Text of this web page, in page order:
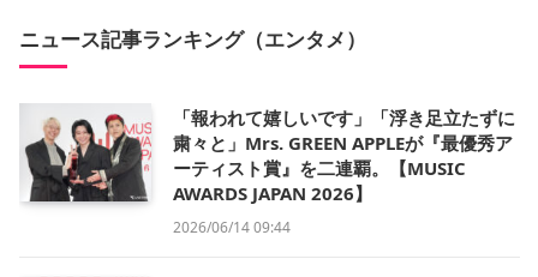
ニュース記事ランキング（エンタメ）
「報われて嬉しいです」「浮き足立たずに
粛々と」Mrs. GREEN APPLEが『最優秀ア
ーティスト賞』を二連覇。【MUSIC
AWARDS JAPAN 2026】
2026/06/14 09:44